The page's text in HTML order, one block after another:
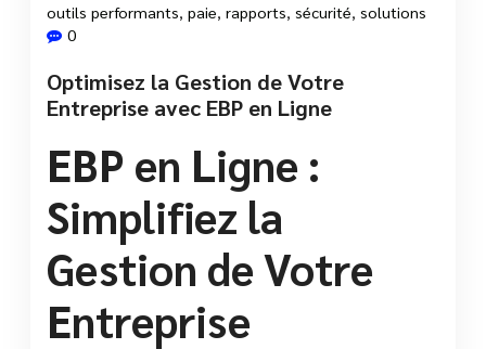
outils performants paie rapports sécurité solutions
0
Optimisez la Gestion de Votre
Entreprise avec EBP en Ligne
EBP en Ligne :
Simplifiez la
Gestion de Votre
Entreprise